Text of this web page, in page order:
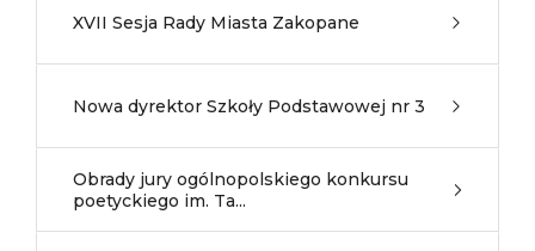
XVII Sesja Rady Miasta Zakopane
Nowa dyrektor Szkoły Podstawowej nr 3
Obrady jury ogólnopolskiego konkursu
poetyckiego im. Ta...